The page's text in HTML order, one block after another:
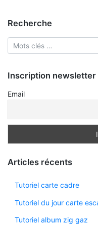
Recherche
Inscription newsletter
Email
Articles récents
Tutoriel carte cadre
Tutoriel du jour carte
Tutoriel album zig gaz